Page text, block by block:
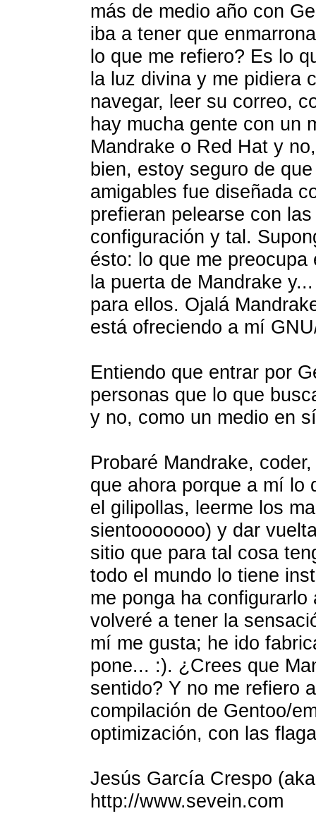
más de medio año con
iba a tener que
lo que me refiero? Es lo
la luz divina y me pidiera
navegar, leer su correo,
hay mucha gente con un
Mandrake o Red Hat y
bien, estoy seguro de
amigables fue diseñada
prefieran pelearse con
configuración y tal.
ésto: lo que me
la puerta de Mandrake
para ellos. Ojalá
está ofreciendo a mí
Entiendo que entrar por
personas que lo que
y no, como un medio en
Probaré Mandrake,
que ahora porque a mí lo
el gilipollas, leerme los
sientooooooo) y dar
sitio que para tal cosa
todo el mundo lo tiene
me ponga ha
volveré a tener la
mí me gusta; he ido
pone... :). ¿Crees que
sentido? Y no me refiero
compilación de Gentoo/
optimización, con las
Jesús García Crespo
http://www.sevein.com